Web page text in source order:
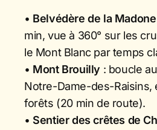
• Belvédère de la
min, vue à 360° sur les
le Mont Blanc par temps
• Mont Brouilly : boucle
Notre-Dame-des-Raisins,
forêts (20 min de route).
• Sentier des crêtes de